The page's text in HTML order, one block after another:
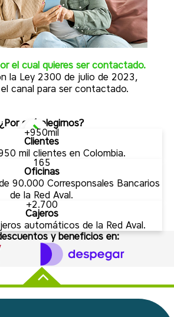
el cual quieres ser contactado.
la Ley 2300 de julio de 2023,
canal para ser contactado.
¿Por qué elegirnos?
+950mil
Clientes
mil clientes en Colombia.
165
Oficinas
90.000 Corresponsales Bancarios
de la Red Aval.
+2.700
Cajeros
automáticos de la Red Aval.
y beneficios en: